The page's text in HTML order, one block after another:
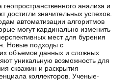
анализа и
достигли значительных успехов.
автоматизации алгоритмов
могут кардинально изменить
мест для бурения
Новые подходы с
объемов данных и сложных
уникальную возможность для
скважин и раскрытия
коллекторов. Ученые-